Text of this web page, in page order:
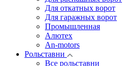
Для откатных ворот
Для гаражных ворот
Промышленная
Алютех
An-motors
Рольставни
Все рольставни